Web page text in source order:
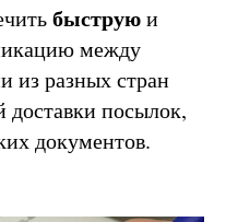
быструюи
между
из разных стран
доставки посылок,
документов.